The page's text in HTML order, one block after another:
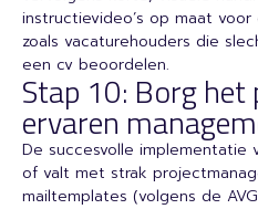
instructievideo’s op maat
zoals vacaturehouders die
een cv beoordelen.
Stap 10: Borg
ervaren
De succesvolle implementatie
of valt met strak
mailtemplates (volgens de